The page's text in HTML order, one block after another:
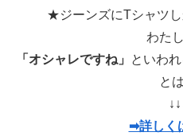
★ジーンズにTシャツ
わた
「オシャレですね」
といわ
と
➡詳しく